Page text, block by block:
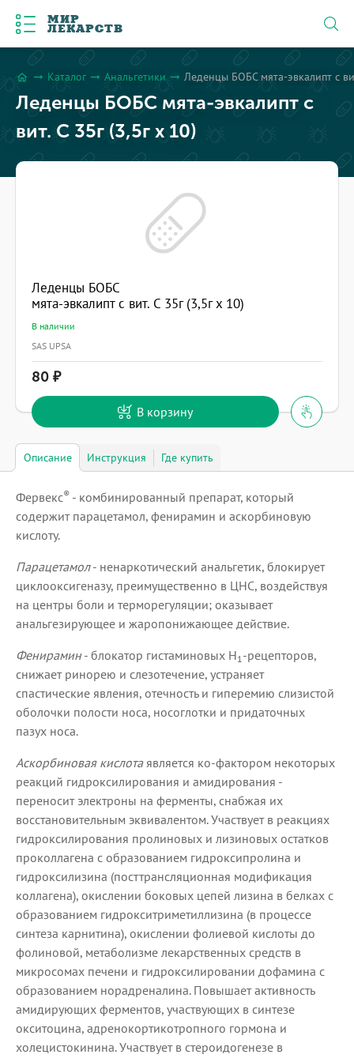
МИР
ЛЕКАРСТВ
home arrow_right_alt Каталог arrow_right_alt Анальгетики arrow_right_alt Леденцы БОБС мята-эвкалипт с
Леденцы БОБС мята-эвкалипт с
вит. C 35г (3,5г x 10)
Леденцы БОБС
мята-эвкалипт с вит. C 35г (3,5г x 10)
В наличии
SAS UPSA
80
В корзину
Описание Инструкция Где купить
Фервекс® - комбинированный препарат, который
содержит парацетамол, фенирамин и аскорбиновую
кислоту.
Парацетамол- ненаркотический анальгетик, блокирует
циклооксигеназу, преимущественно в ЦНС, воздействуя
на центры боли и терморегуляции; оказывает
анальгезирующее и жаропонижающее действие.
Фенирамин- блокатор гистаминовых H1 -рецепторов,
снижает ринорею и слезотечение, устраняет
спастические явления, отечность и гиперемию слизистой
оболочки полости носа, носоглотки и придаточных
пазух носа.
Аскорбиновая кислотаявляется ко-фактором некоторых
реакций гидроксилирования и амидирования -
переносит электроны на ферменты, снабжая их
восстановительным эквивалентом. Участвует в реакциях
гидроксилирования пролиновых и лизиновых остатков
проколлагена с образованием гидроксипролина и
гидроксилизина (посттрансляционная модификация
коллагена), окислении боковых цепей лизина в белках с
образованием гидрокситриметиллизина (в процессе
синтеза карнитина), окислении фолиевой кислоты до
фолиновой, метаболизме лекарственных средств в
микросомах печени и гидроксилировании дофамина с
образованием норадреналина. Повышает активность
амидирующих ферментов, участвующих в синтезе
окситоцина, адренокортикотропного гормона и
холецистокинина. Участвует в стероидогенезе в